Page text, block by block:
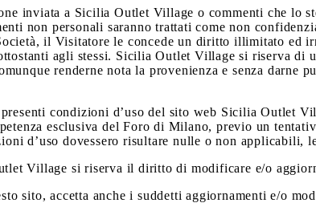
inviata a Sicilia Outlet Village o commenti che lo
non personali saranno trattati come non
il Visitatore le concede un diritto illimitato
agli stessi. Sicilia Outlet Village si riserva di
renderne nota la provenienza e senza
condizioni d’uso del sito web Sicilia Outlet
esclusiva del Foro di Milano, previo un
d’uso dovessero risultare nulle o non applicabili,
Village si riserva il diritto di modificare e/o
sito, accetta anche i suddetti aggiornamenti e/o